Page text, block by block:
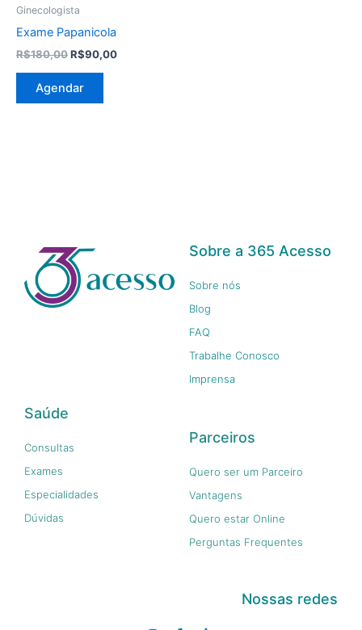
Ginecologista
Exame Papanicola
R$180,00R$90,00
Agendar
Sobre a 365 Acesso
Sobre nós
Blog
FAQ
Trabalhe Conosco
Imprensa
Saúde
Consultas
Exames
Especialidades
Dúvidas
Parceiros
Quero ser um Parceiro
Vantagens
Quero estar Online
Perguntas Frequentes
Nossas redes
I F T